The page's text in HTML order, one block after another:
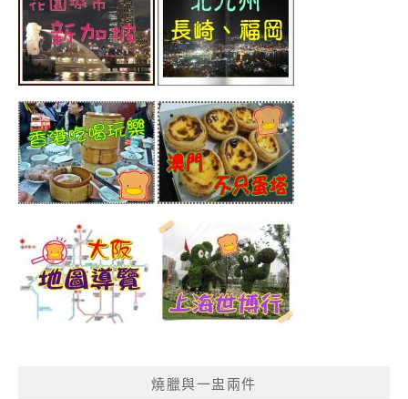
燒臘與一盅兩件